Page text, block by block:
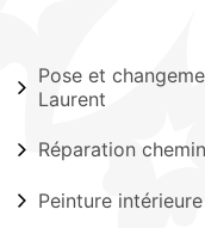
Pose et
Laurent
Réparation
Peinture